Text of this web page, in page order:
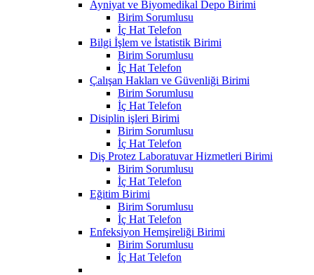
Ayniyat ve Biyomedikal Depo Birimi
Birim Sorumlusu
İç Hat Telefon
Bilgi İşlem ve İstatistik Birimi
Birim Sorumlusu
İç Hat Telefon
Çalışan Hakları ve Güvenliği Birimi
Birim Sorumlusu
İç Hat Telefon
Disiplin işleri Birimi
Birim Sorumlusu
İç Hat Telefon
Diş Protez Laboratuvar Hizmetleri Birimi
Birim Sorumlusu
İç Hat Telefon
Eğitim Birimi
Birim Sorumlusu
İç Hat Telefon
Enfeksiyon Hemşireliği Birimi
Birim Sorumlusu
İç Hat Telefon